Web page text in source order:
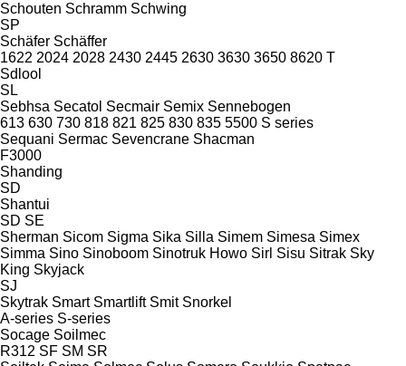
Schouten Schramm Schwing
SP
Schäfer Schäffer
1622 2024 2028 2430 2445 2630 3630 3650 8620 T
Sdlool
SL
Sebhsa Secatol Secmair Semix Sennebogen
613 630 730 818 821 825 830 835 5500 S series
Sequani Sermac Sevencrane Shacman
F3000
Shanding
SD
Shantui
SD SE
Sherman Sicom Sigma Sika Silla Simem Simesa Simex
Simma Sino Sinoboom Sinotruk Howo Sirl Sisu Sitrak Sky
King Skyjack
SJ
Skytrak Smart Smartlift Smit Snorkel
A-series S-series
Socage Soilmec
R312 SF SM SR